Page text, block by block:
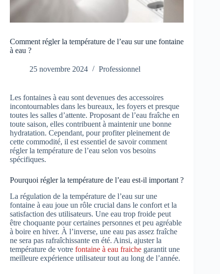
Comment régler la température de l’eau sur une fontaine
à eau ?
25 novembre 2024 Professionnel
Les fontaines à eau sont devenues des accessoires
incontournables dans les bureaux, les foyers et presque
toutes les salles d’attente. Proposant de l’eau fraîche en
toute saison, elles contribuent à maintenir une bonne
hydratation. Cependant, pour profiter pleinement de
cette commodité, il est essentiel de savoir comment
régler la température de l’eau selon vos besoins
spécifiques.
Pourquoi régler la température de l’eau est-il important ?
La régulation de la température de l’eau sur une
fontaine à eau joue un rôle crucial dans le confort et la
satisfaction des utilisateurs. Une eau trop froide peut
être choquante pour certaines personnes et peu agréable
à boire en hiver. À l’inverse, une eau pas assez fraîche
ne sera pas rafraîchissante en été. Ainsi, ajuster la
température de votre fontaine à eau fraiche garantit une
meilleure expérience utilisateur tout au long de l’année.